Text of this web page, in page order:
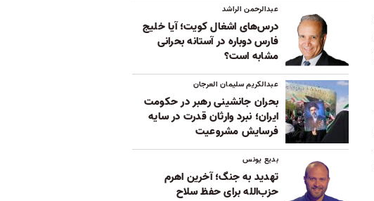
عبدالرحمن الراشد
درس‌های اشغال کویت؛ آیا خلیج
فارس دوباره در آستانه بحرانی
مشابه است؟
عبدالکریم سلیمان العرجان
بحران جانشینی رهبر در حکومت
ایران؛ نبرد وارثان قدرت در سایه
فرسایش مشروعیت
بدیع یونس
تهدید به جنگ؛ آخرین اهرم
حزب‌الله برای حفظ سلاح